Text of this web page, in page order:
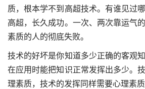
质，根本学不到高超技术。有谁见过
高超，长久成功。一次、两次靠运气
素质的人的彻底失败。
技术的好坏是你知道多少正确的客观
在应用时能把知识正常发挥出多少。
理素质，技术的发挥同样需要心理素质